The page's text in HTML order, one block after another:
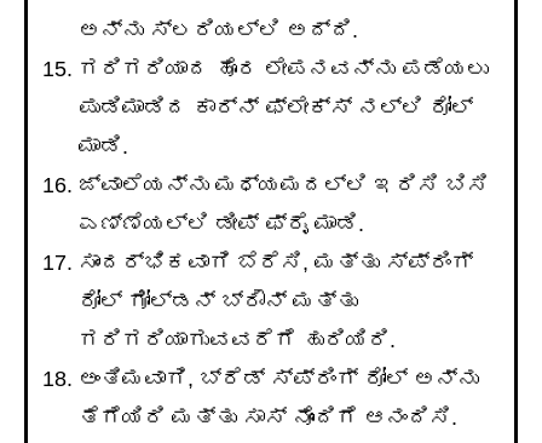
ಅನ್ನು ಸ್ಲರಿಯಲ್ಲಿ ಅದ್ದಿ.
ಗರಿಗರಿಯಾದ ಹೊರ ಲೇಪನವನ್ನು ಪಡೆಯಲು
ಪುಡಿಮಾಡಿದ ಕಾರ್ನ್ ಫ್ಲೇಕ್ಸ್ ನಲ್ಲಿ ರೋಲ್
ಮಾಡಿ.
ಜ್ವಾಲೆಯನ್ನು ಮಧ್ಯಮದಲ್ಲಿ ಇರಿಸಿ ಬಿಸಿ
ಎಣ್ಣೆಯಲ್ಲಿ ಡೀಪ್ ಫ್ರೈ ಮಾಡಿ.
ಸಾಂದರ್ಭಿಕವಾಗಿ ಬೆರೆಸಿ, ಮತ್ತು ಸ್ಪ್ರಿಂಗ್
ರೋಲ್ ಗೋಲ್ಡನ್ ಬ್ರೌನ್ ಮತ್ತು
ಗರಿಗರಿಯಾಗುವವರೆಗೆ ಹುರಿಯಿರಿ.
ಅಂತಿಮವಾಗಿ, ಬ್ರೆಡ್ ಸ್ಪ್ರಿಂಗ್ ರೋಲ್ ಅನ್ನು
ತೆಗೆಯಿರಿ ಮತ್ತು ಸಾಸ್ ನೊಂದಿಗೆ ಆನಂದಿಸಿ.